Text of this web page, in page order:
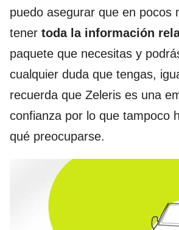
puedo asegurar que en pocos
tener toda la información
paquete que necesitas y
cualquier duda que tengas,
recuerda que Zeleris es una
confianza por lo que tampoco
qué preocuparse.